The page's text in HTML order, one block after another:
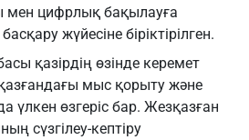
мен цифрлық бақылауға
жүйесіне біріктірілген.
қазірдің өзінде керемет
мыс қорыту және
үлкен өзгеріс бар. Жезқазған
сүзгілеу-кептіру